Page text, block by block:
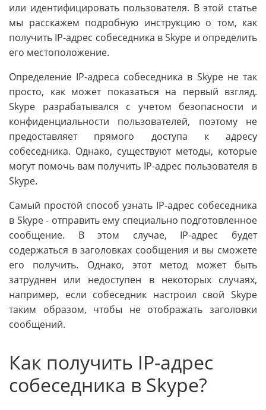
или идентифицировать пользователя. В этой статье
мы расскажем подробную инструкцию о том, как
получить IP-адрес собеседника в Skype и определить
его местоположение.
Определение IP-адреса собеседника в Skype не так
просто, как может показаться на первый взгляд.
Skype разрабатывался с учетом безопасности и
конфиденциальности пользователей, поэтому не
предоставляет прямого доступа к адресу
собеседника. Однако, существуют методы, которые
могут помочь вам получить IP-адрес пользователя в
Skype.
Самый простой способ узнать IP-адрес собеседника
в Skype - отправить ему специально подготовленное
сообщение. В этом случае, IP-адрес будет
содержаться в заголовках сообщения и вы сможете
его получить. Однако, этот метод может быть
затруднен или недоступен в некоторых случаях,
например, если собеседник настроил свой Skype
таким образом, чтобы не отображать заголовки
сообщений.
Как получить IP-адрес
собеседника в Skype?